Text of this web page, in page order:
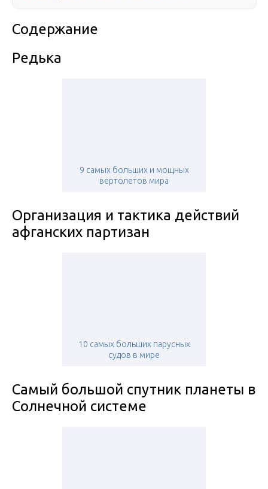
Содержание
Редька
9 самых больших и мощных
вертолетов мира
Организация и тактика действий
афганских партизан
10 самых больших парусных
судов в мире
Самый большой спутник планеты в
Солнечной системе